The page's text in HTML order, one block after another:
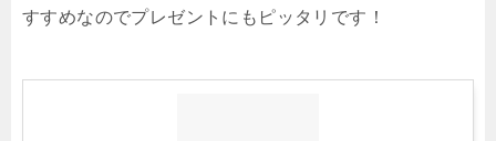
すすめなのでプレゼントにもピッタリです！